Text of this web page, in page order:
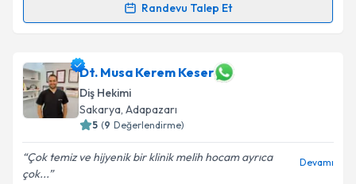
Randevu Talep Et
takvim hazırlandığında e-posta ile bilgilendireceğiz.
E-posta Adresiniz
Dt. Musa Kerem Keser
Diş Hekimi
Sakarya, Adapazarı
5 (9 Değerlendirme)
Çok temiz ve hijyenik bir klinik melih hocam ayrıca
çok...
Devamı